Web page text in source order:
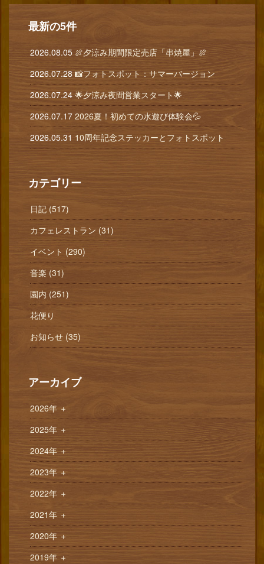
最新の5件
2026.08.05 🍖夕涼み期間限定売店「串焼屋」🍖
2026.07.28 📸フォトスポット：サマーバージョン
2026.07.24 🌟夕涼み夜間営業スタート🌟
2026.07.17 2026夏！初めての水遊び体験会💦
2026.05.31 10周年記念ステッカーとフォトスポット
カテゴリー
日記 (517)
カフェレストラン (31)
イベント (290)
音楽 (31)
園内 (251)
花便り
お知らせ (35)
アーカイブ
2026年 ＋
2025年 ＋
2024年＋
2023年 ＋
2022年 ＋
2021年 ＋
2020年 ＋
2019年 ＋